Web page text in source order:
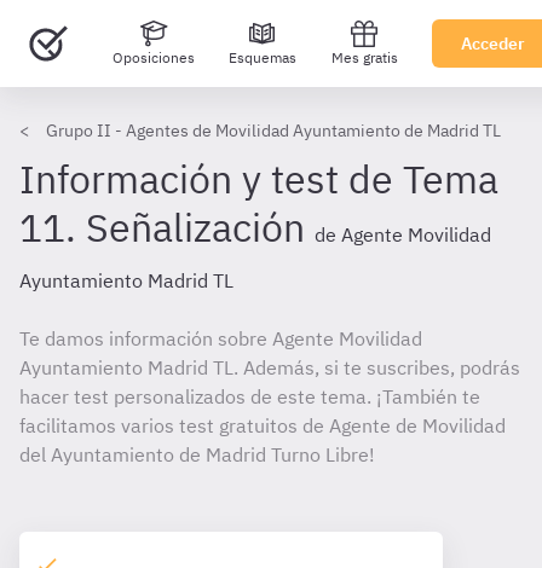
Oposiciones Esquemas Mes gratis
Acceder
Grupo II - Agentes de Movilidad Ayuntamiento de Madrid TL
Información y test de Tema
11. Señalización de Agente Movilidad
Ayuntamiento Madrid TL
Te damos información sobre Agente Movilidad
Ayuntamiento Madrid TL. Además, si te suscribes, podrás
hacer test personalizados de este tema. ¡También te
facilitamos varios test gratuitos de Agente de Movilidad
del Ayuntamiento de Madrid Turno Libre!